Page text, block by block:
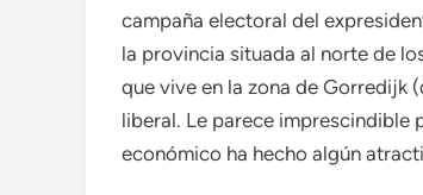
campaña electoral del
la provincia situada al norte de
que vive en la zona de Gorredijk
liberal. Le parece imprescindible
económico ha hecho algún